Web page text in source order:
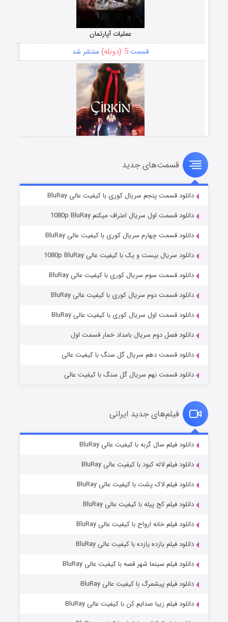
عملیات آپارتمان
قسمت5 (دوبله) منتشر شد
سریال زشت
قسمت2 (زیرنویس) منتشر شد
مردگان متحرک: شهر مرده ۳
قسمت2 (زیرنویس) منتشر شد
قسمت7 (زیرنویس) منتشر شد
قسمت‌های جدید
دانلود قسمت پنجم سریال کوری با کیفیت عالی BluRay
دانلود قسمت اول سریال اعتراف میکنم 1080p BluRay
دانلود قسمت چهارم سریال کوری با کیفیت عالی BluRay
دانلود سریال بیست و یک با کیفیت عالی 1080p BluRay
دانلود قسمت سوم سریال کوری با کیفیت عالی BluRay
دانلود قسمت دوم سریال کوری با کیفیت عالی BluRay
دانلود قسمت اول سریال کوری با کیفیت عالی BluRay
دانلود فصل دوم سریال بامداد خمار قسمت اول
دانلود قسمت دهم سریال گل سنگ با کیفیت عالی
دانلود قسمت نهم سریال گل سنگ با کیفیت عالی
فیلم‌های جدید ایرانی
دانلود فیلم سال گربه با کیفیت عالی BluRay
دانلود فیلم لاله کبود با کیفیت عالی BluRay
دانلود فیلم لاک پشت با کیفیت عالی BluRay
دانلود فیلم کج‌ پیله با کیفیت عالی BluRay
دانلود فیلم خانه ارواح با کیفیت عالی BluRay
دانلود فیلم یازده یازده با کیفیت عالی BluRay
دانلود فیلم سینما شهر قصه با کیفیت عالی BluRay
دانلود فیلم پیشمرگ با کیفیت عالی BluRay
دانلود فیلم زیبا صدایم کن با کیفیت عالی BluRay